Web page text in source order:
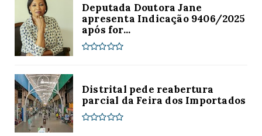
Deputada Doutora Jane
apresenta Indicação 9406/2025
após for...
Distrital pede reabertura
parcial da Feira dos Importados